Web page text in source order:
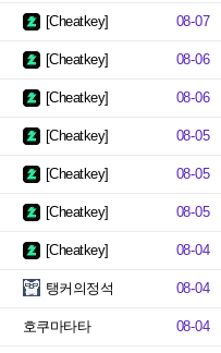
[Cheatkey] 08-07
[Cheatkey] 08-06
[Cheatkey] 08-06
[Cheatkey] 08-05
[Cheatkey] 08-05
[Cheatkey] 08-05
[Cheatkey] 08-04
탱커의정석 08-04
호쿠마타타 08-04